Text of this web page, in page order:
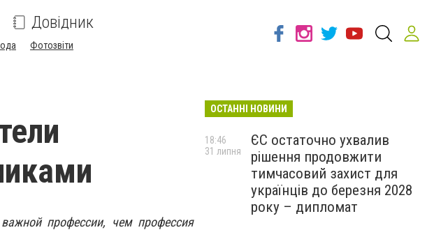
Довідник
Фотозвіти
профессии, чем профессия
ОСТАННІ НОВИНИ
ЄС остаточно ухвалив
рішення продовжити
тимчасовий захист для
українців до березня 2028
року – дипломат
18:46
31 липня